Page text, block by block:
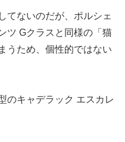
てないのだが、ポルシェ
ツ Gクラスと同様の「猫
うため、個性的ではない
のキャデラック エスカレ